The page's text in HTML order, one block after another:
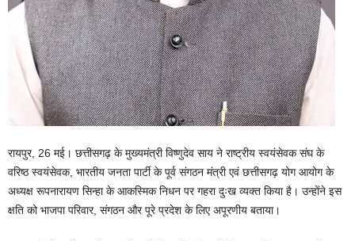
रायपुर, 26 मई। छत्तीसगढ़ के मुख्यमंत्री विष्णुदेव साय ने राष्ट्रीय स्वयंसेवक संघ के
वरिष्ठ स्वयंसेवक, भारतीय जनता पार्टी के पूर्व संगठन मंत्री एवं छत्तीसगढ़ योग आयोग के
अध्यक्ष रूपनारायण सिन्हा के आकस्मिक निधन पर गहरा दुःख व्यक्त किया है। उन्होंने इस
क्षति को भाजपा परिवार, संगठन और पूरे प्रदेश के लिए अपूरणीय बताया।